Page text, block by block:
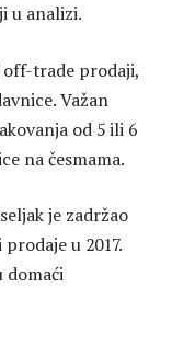
u analizi.
off-trade prodaji,
Važan
od 5 ili 6
na česmama.
je zadržao
u 2017.
domaći